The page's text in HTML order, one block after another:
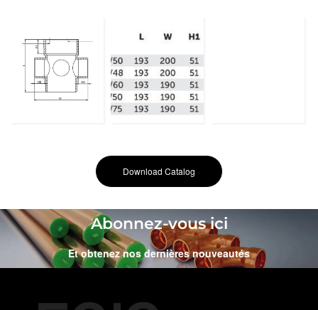
Download Catalog
Abonnez-vous ici
Et obtenez nos dernières nouveautés